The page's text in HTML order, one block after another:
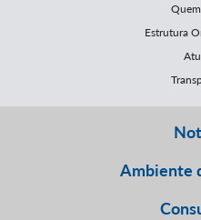
Estrutura
Ambiente